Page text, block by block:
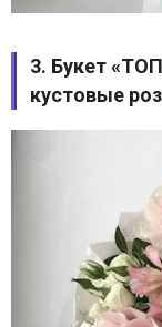
3. Букет
кустовые